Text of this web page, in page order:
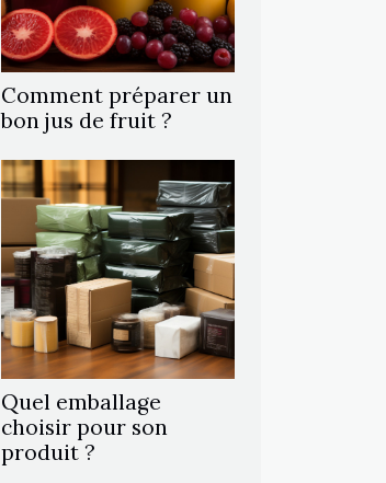
Comment préparer un
bon jus de fruit ?
Quel emballage
choisir pour son
produit ?